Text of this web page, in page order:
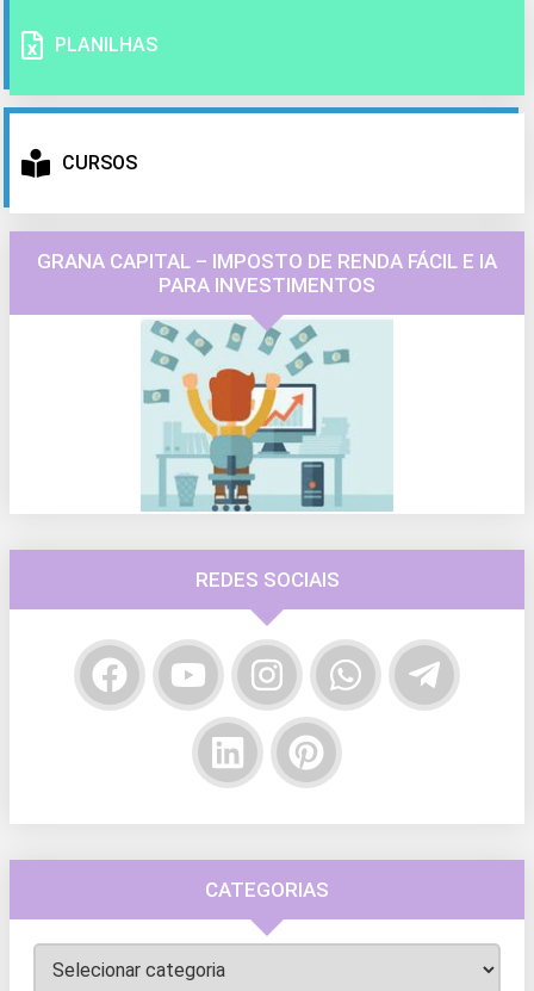
PLANILHAS
CURSOS
GRANA CAPITAL – IMPOSTO DE RENDA FÁCIL E IA
PARA INVESTIMENTOS
REDES SOCIAIS
CATEGORIAS
Categorias